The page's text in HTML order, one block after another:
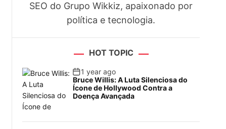
SEO do Grupo Wikkiz, apaixonado por
política e tecnologia.
HOT TOPIC
1 year ago
Bruce Willis: A Luta Silenciosa do
Ícone de Hollywood Contra a
Doença Avançada